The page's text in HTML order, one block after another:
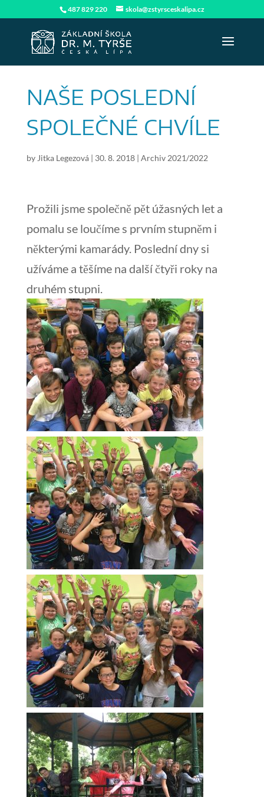
487 829 220 skola@zstyrsceskalipa.cz
NAŠE POSLEDNÍ
SPOLEČNÉ CHVÍLE
by Jitka Legezová| 30. 8. 2018| Archiv 2021/2022
Prožili jsme společně pět úžasných let a
pomalu se loučíme s prvním stupněm i
některými kamarády. Poslední dny si
užíváme a těšíme na další čtyři roky na
druhém stupni.